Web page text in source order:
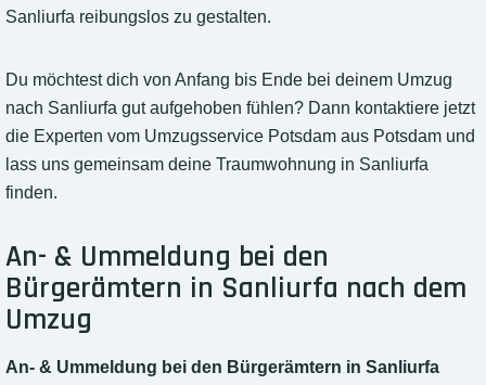
Sanliurfa reibungslos zu gestalten.
Du möchtest dich von Anfang bis Ende bei deinem Umzug
nach Sanliurfa gut aufgehoben fühlen? Dann kontaktiere jetzt
die Experten vom Umzugsservice Potsdam aus Potsdam und
lass uns gemeinsam deine Traumwohnung in Sanliurfa
finden.
An- & Ummeldung bei den
Bürgerämtern in Sanliurfa nach dem
Umzug
An- & Ummeldung bei den Bürgerämtern in Sanliurfa